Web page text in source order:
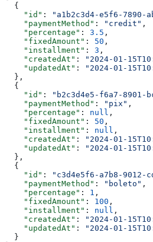
  {
    "id"
: "a1b2c3d4-e5f6-7890-
    "paymentMethod"
: "credit" ,
    "percentage"
: 3.5 ,
    "fixedAmount"
: 50 ,
    "installment"
: 3 ,
    "createdAt"
: "2024-01-
    "updatedAt"
:
"2024-01-
  },
  {
    "id"
: "b2c3d4e5-f6a7-8901-
    "paymentMethod"
: "pix" ,
    "percentage"
: null ,
    "fixedAmount"
: 50 ,
    "installment"
: null ,
    "createdAt"
: "2024-01-
    "updatedAt"
:
"2024-01-
  },
  {
    "id"
: "c3d4e5f6-a7b8-9012-
    "paymentMethod"
: "boleto" ,
    "percentage"
: 1 ,
    "fixedAmount"
: 100 ,
    "installment"
: null ,
    "createdAt"
: "2024-01-
    "updatedAt"
:
"2024-01-
  }